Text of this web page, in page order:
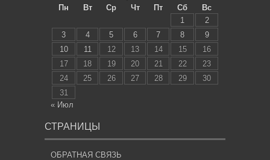
Пн
Вт Ср Чт Пт Сб
Вс
1
2
3
4 5 6 7 8
9
10
11 12 13 14 15
16
17
18 19 20 21 22
23
24
25 26 27 28 29
30
31
« Июл
СТРАНИЦЫ
ОБРАТНАЯ СВЯЗЬ